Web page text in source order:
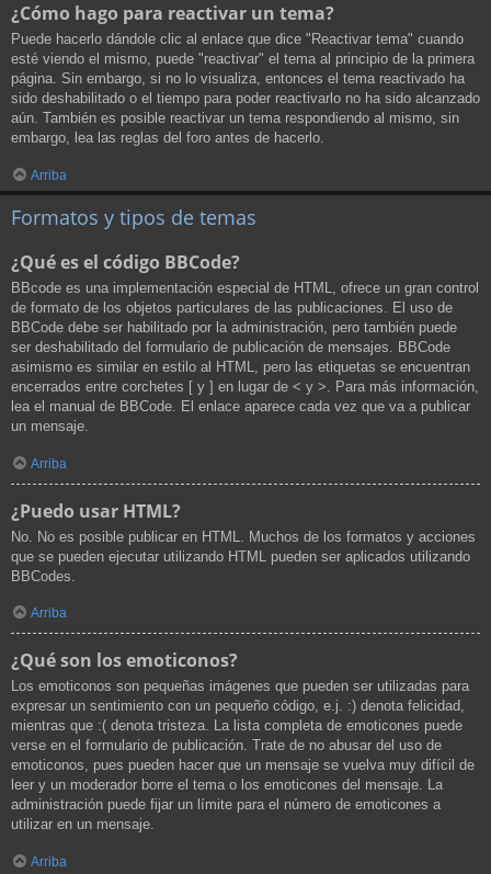
¿Cómo hago para reactivar un tema?
Puede hacerlo dándole clic al enlace que dice "Reactivar tema" cuando
esté viendo el mismo, puede "reactivar" el tema al principio de la primera
página. Sin embargo, si no lo visualiza, entonces el tema reactivado ha
sido deshabilitado o el tiempo para poder reactivarlo no ha sido alcanzado
aún. También es posible reactivar un tema respondiendo al mismo, sin
embargo, lea las reglas del foro antes de hacerlo.
Arriba
Formatos y tipos de temas
¿Qué es el código BBCode?
BBcode es una implementación especial de HTML, ofrece un gran control
de formato de los objetos particulares de las publicaciones. El uso de
BBCode debe ser habilitado por la administración, pero también puede
ser deshabilitado del formulario de publicación de mensajes. BBCode
asimismo es similar en estilo al HTML, pero las etiquetas se encuentran
encerrados entre corchetes [ y ] en lugar de < y >. Para más información,
lea el manual de BBCode. El enlace aparece cada vez que va a publicar
un mensaje.
Arriba
¿Puedo usar HTML?
No. No es posible publicar en HTML. Muchos de los formatos y acciones
que se pueden ejecutar utilizando HTML pueden ser aplicados utilizando
BBCodes.
Arriba
¿Qué son los emoticonos?
Los emoticonos son pequeñas imágenes que pueden ser utilizadas para
expresar un sentimiento con un pequeño código, e.j. :) denota felicidad,
mientras que :( denota tristeza. La lista completa de emoticones puede
verse en el formulario de publicación. Trate de no abusar del uso de
emoticonos, pues pueden hacer que un mensaje se vuelva muy difícil de
leer y un moderador borre el tema o los emoticones del mensaje. La
administración puede fijar un límite para el número de emoticones a
utilizar en un mensaje.
Arriba